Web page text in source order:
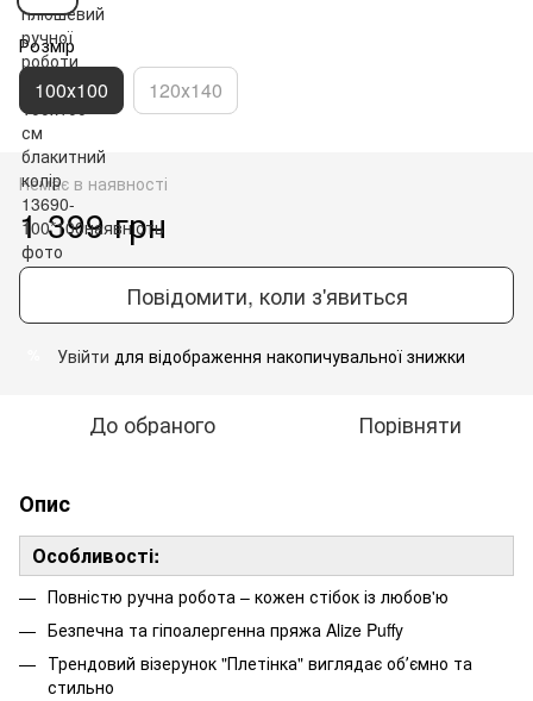
Розмір
100х100 120х140
Немає в наявності
1 399 грн
Повідомити, коли з'явиться
Увійти для відображення накопичувальної знижки
До обраного Порівняти
Опис
Особливості:
Повністю ручна робота – кожен стібок із любов'ю
Безпечна та гіпоалергенна пряжа Alize Puffy
Трендовий візерунок "Плетінка" виглядає обʼємно та
стильно